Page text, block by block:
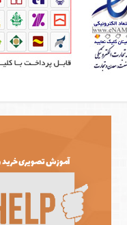
آموزش تصویری خرید